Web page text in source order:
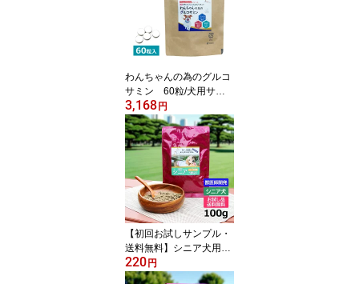
開発）※1世帯1個限り
わんちゃんの為のグルコ
サミン 60粒/犬用サプ
リメント/関節ケア/獣医
師開発
3,168 円
【初回お試しサンプル・
送料無料】シニア犬用プ
レミアムドッグフード 1
00g 7歳以上 Dr.宿南のキ
220 円